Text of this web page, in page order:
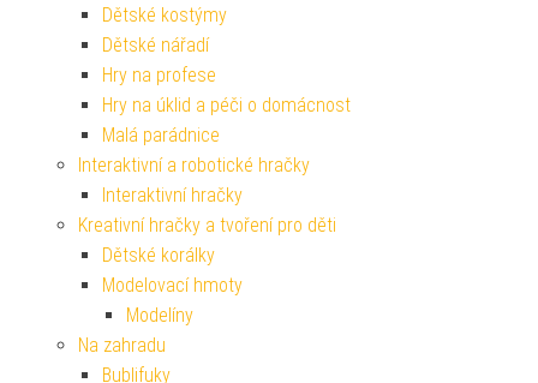
Dětské kostýmy
Dětské nářadí
Hry na profese
Hry na úklid a péči o domácnost
Malá parádnice
Interaktivní a robotické hračky
Interaktivní hračky
Kreativní hračky a tvoření pro děti
Dětské korálky
Modelovací hmoty
Modelíny
Na zahradu
Bublifuky